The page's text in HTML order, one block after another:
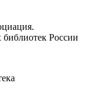
России